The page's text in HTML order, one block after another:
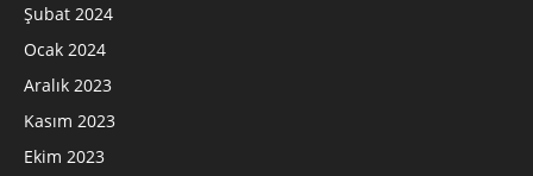
Şubat 2024
Ocak 2024
Aralık 2023
Kasım 2023
Ekim 2023